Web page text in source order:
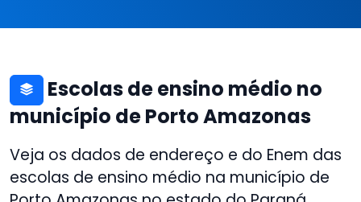
Escolas de ensino médio no
município de Porto Amazonas
Veja os dados de endereço e do Enem das
escolas de ensino médio na município de